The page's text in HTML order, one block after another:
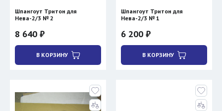
Шпангоут Тритон для
Нева-2/3 № 2
8 640 ₽
В КОРЗИНУ
Шпангоут Тритон для
Нева-2/3 № 1
6 200 ₽
В КОРЗИНУ